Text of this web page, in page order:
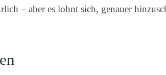
– aber es lohnt sich, genauer